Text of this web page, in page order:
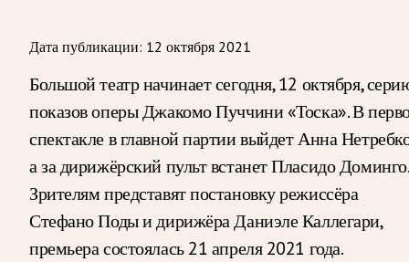
Дата публикации: 12 октября 2021
Большой театр начинает сегодня, 12 октября,
показов оперы Джакомо Пуччини «Тоска». В
спектакле в главной партии выйдет Анна
а за дирижёрский пульт встанет Пласидо Доминго.
Зрителям представят постановку режиссёра
Стефано Поды и дирижёра Даниэле Каллегари,
премьера состоялась 21 апреля 2021 года.